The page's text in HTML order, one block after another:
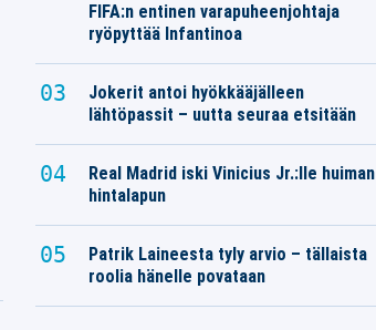
FIFA:n entinen varapuheenjohtaja
ryöpyttää Infantinoa
Jokerit antoi hyökkääjälleen
lähtöpassit – uutta seuraa etsitään
Real Madrid iski Vinicius Jr.:lle huiman
hintalapun
Patrik Laineesta tyly arvio – tällaista
roolia hänelle povataan